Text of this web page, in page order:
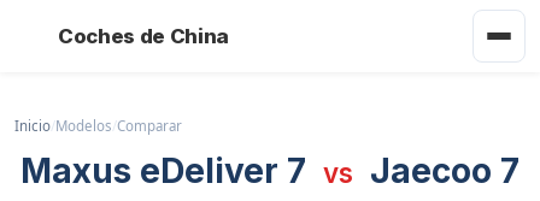
Coches de China
Inicio/Modelos/Comparar
Maxus eDeliver 7 vs Jaecoo 7